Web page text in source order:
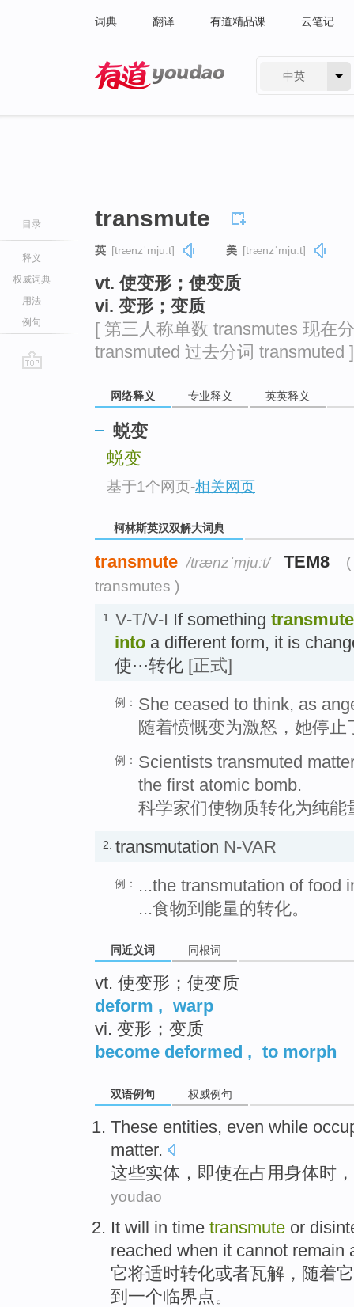
词典 翻译 有道精品课 云笔记
中英
目录
释义
权威词典
用法
例句
transmute
英 [trænzˈmjuːt] 美 [trænzˈmjuːt]
vt. 使变形；使变质
vi. 变形；变质
[ 第三人称单数 transmutes 现在
transmuted 过去分词 transmuted ]
网络释义 专业释义 英英释义
蜕变
蜕变
基于1个网页-相关网页
柯林斯英汉双解大词典
transmute /trænzˈmjuːt/ TEM8
transmutes )
1. V-T/V-I If something
into a different form, it is
使···转化 [正式]
例： She ceased to think, as
随着愤慨变为激怒，她停止
例： Scientists transmuted
the first atomic bomb.
科学家们使物质转化为纯
2. transmutation N-VAR
例：
...the transmutation of food
...食物到能量的转化。
同近义词 同根词
vt. 使变形；使变质
deform , warp
vi. 变形；变质
become deformed , to morph
双语例句 权威例句
These entities, even while
matter.
这些实体 ， 即使在占用身体时，
youdao
It will in time transmute or
reached when it cannot remain
它将适时转化或者瓦解 ， 随着它
到 一个临界点。